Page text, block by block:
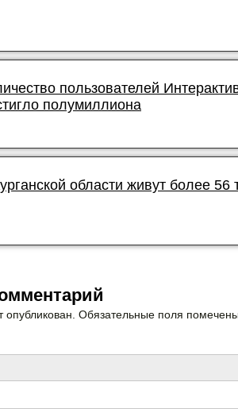
пользователей
полумиллиона
области живут более
опубликован. Обязательные поля